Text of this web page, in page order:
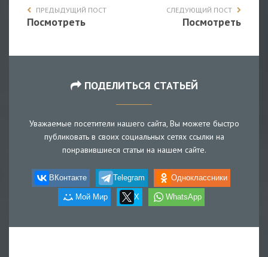
ПРЕДЫДУЩИЙ ПОСТ
Посмотреть
СЛЕДУЮЩИЙ ПОСТ
Посмотреть
ПОДЕЛИТЬСЯ СТАТЬЕЙ
Уважаемые посетители нашего сайта, Вы можете быстро
публиковать в своих социальных сетях ссылки на
понравившиеся статьи на нашем сайте.
ВКонтакте Telegram Одноклассники
Мой Мир X WhatsApp